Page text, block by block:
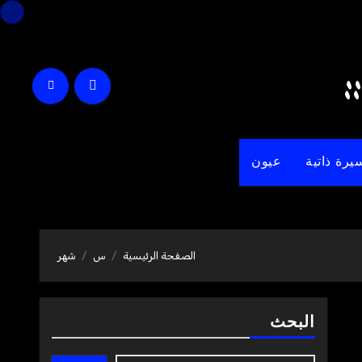
ذاتية عيون
الصفحة الرئيسية س شهر
البحث